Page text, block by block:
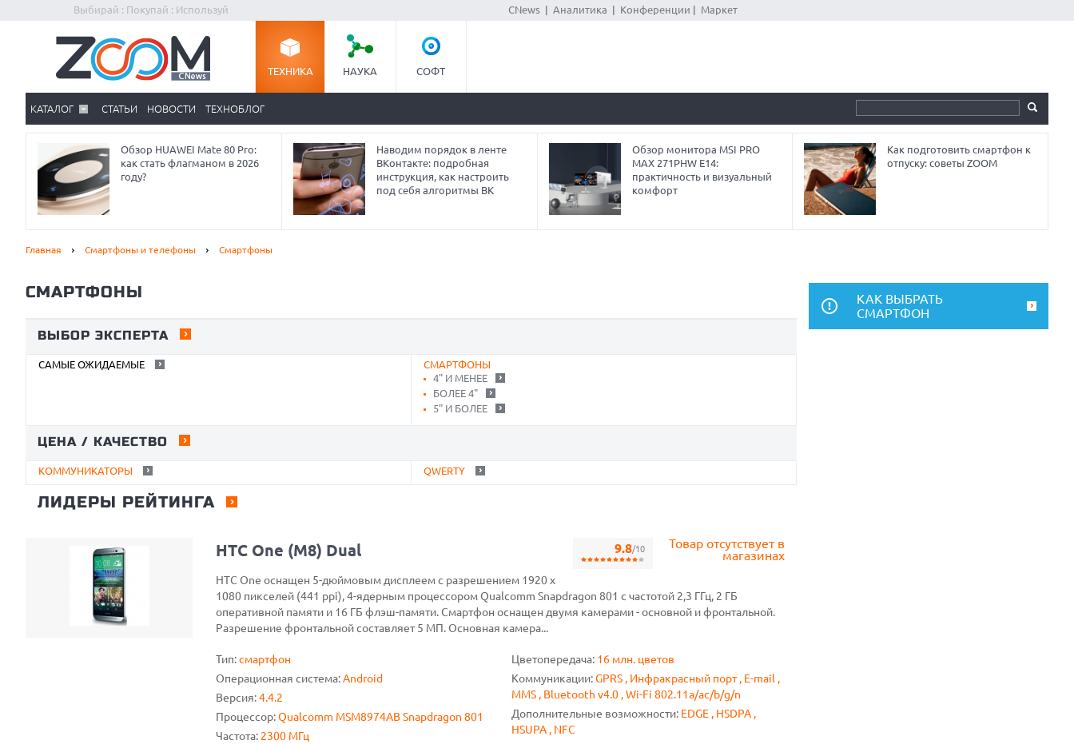
Выбирай : Покупай : Используй CNews| Аналитика Конференции Маркет
ТЕХНИКА НАУКА СОФТ
КАТАЛОГ СТАТЬИ НОВОСТИ ТЕХНОБЛОГ
Обзор HUAWEI Mate 80 Pro:
как стать флагманом в 2026
году?
Наводим порядок в ленте
ВКонтакте: подробная
инструкция, как настроить
под себя алгоритмы ВК
Обзор монитора MSI PRO
MAX 271PHW E14:
практичность и визуальный
комфорт
Как подготовить смартфон к
отпуску: советы ZOOM
Главная Смартфоны и телефоны Смартфоны
СМАРТФОНЫ
ВЫБОР ЭКСПЕРТА
САМЫЕ ОЖИДАЕМЫЕ
СМАРТФОНЫ
4" И МЕНЕЕ
БОЛЕЕ 4"
5" И БОЛЕЕ
ЦЕНА / КАЧЕСТВО
КОММУНИКАТОРЫ QWERTY
ЛИДЕРЫ РЕЙТИНГА
Товар отсутствует в
магазинах
9.8/10
HTC One (M8) Dual
HTC One оснащен 5-дюймовым дисплеем с разрешением 1920 x
1080 пикселей (441 ppi), 4-ядерным процессором Qualcomm Snapdragon 801 с частотой 2,3 ГГц, 2 ГБ
оперативной памяти и 16 ГБ флэш-памяти. Смартфон оснащен двумя камерами - основной и фронтальной.
Разрешение фронтальной составляет 5 МП. Основная камера...
Тип:смартфон
Операционная система:Android
Версия:4.4.2
Процессор:Qualcomm MSM8974AB Snapdragon 801
Частота: 2300 МГц
Цветопередача: 16 млн. цветов
Коммуникации:GPRS , Инфракрасный порт , E-mail ,
MMS , Bluetooth v4.0 , Wi-Fi 802.11a/ac/b/g/n
Дополнительные возможности: EDGE , HSDPA ,
HSUPA , NFC
КАК ВЫБРАТЬ
СМАРТФОН